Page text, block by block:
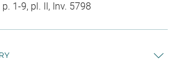
p. 1-9, pl. II, Inv. 5798